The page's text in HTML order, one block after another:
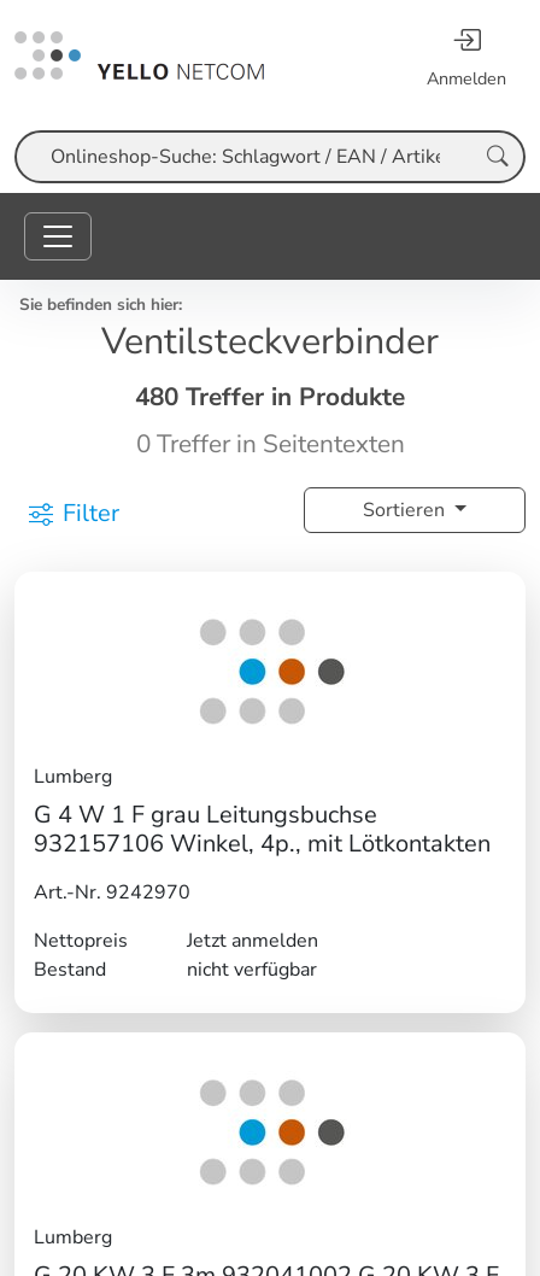
Anmelden
Suche
Sie befinden sich hier:
Ventilsteckverbinder
480 Treffer in Produkte
0 Treffer in Seitentexten
Filter Sortieren
Lumberg
G 4 W 1 F grau Leitungsbuchse
932157106 Winkel, 4p., mit Lötkontakten
Art.-Nr. 9242970
Nettopreis
Jetzt anmelden
Bestand
nicht verfügbar
Lumberg